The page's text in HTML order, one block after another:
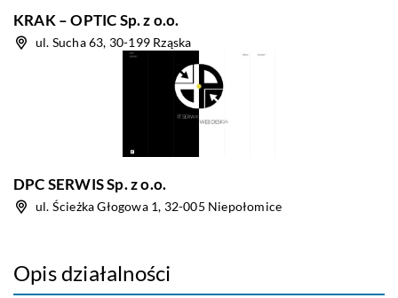
KRAK – OPTIC Sp. z o.o.
ul. Sucha 63, 30-199 Rząska
DPC SERWIS Sp. z o.o.
ul. Ścieżka Głogowa 1, 32-005 Niepołomice
Opis działalności